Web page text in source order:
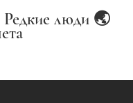
Редкие люди 🌏